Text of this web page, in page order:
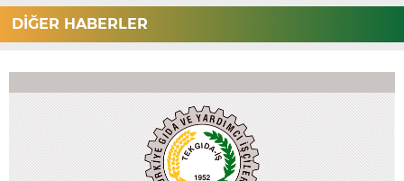
DİĞER HABERLER